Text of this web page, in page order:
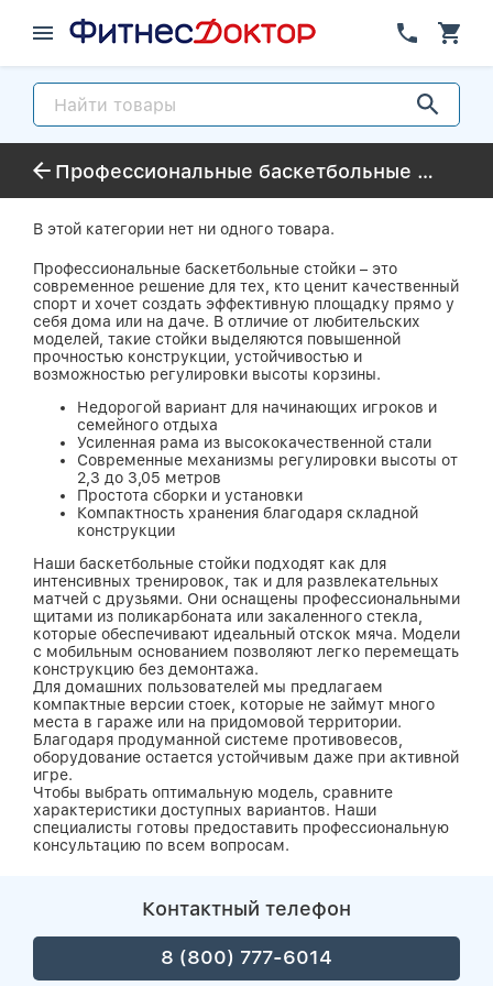
Профессиональные баскетбольные стойки
В этой категории нет ни одного товара.
Профессиональные баскетбольные стойки – это
современное решение для тех, кто ценит качественный
спорт и хочет создать эффективную площадку прямо у
себя дома или на даче. В отличие от любительских
моделей, такие стойки выделяются повышенной
прочностью конструкции, устойчивостью и
возможностью регулировки высоты корзины.
Недорогой вариант для начинающих игроков и
семейного отдыха
Усиленная рама из высококачественной стали
Современные механизмы регулировки высоты от
2,3 до 3,05 метров
Простота сборки и установки
Компактность хранения благодаря складной
конструкции
Наши баскетбольные стойки подходят как для
интенсивных тренировок, так и для развлекательных
матчей с друзьями. Они оснащены профессиональными
щитами из поликарбоната или закаленного стекла,
которые обеспечивают идеальный отскок мяча. Модели
с мобильным основанием позволяют легко перемещать
конструкцию без демонтажа.
Для домашних пользователей мы предлагаем
компактные версии стоек, которые не займут много
места в гараже или на придомовой территории.
Благодаря продуманной системе противовесов,
оборудование остается устойчивым даже при активной
игре.
Чтобы выбрать оптимальную модель, сравните
характеристики доступных вариантов. Наши
специалисты готовы предоставить профессиональную
консультацию по всем вопросам.
Контактный телефон
8 (800) 777-6014